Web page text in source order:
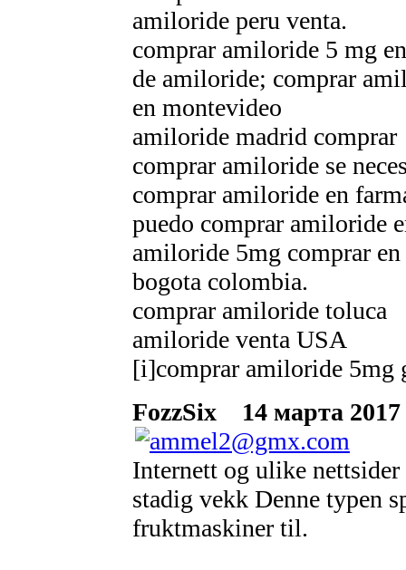
amiloride peru venta.
comprar amiloride 5 mg
de amiloride; comprar
en montevideo
amiloride madrid comprar
comprar amiloride se
comprar amiloride en
puedo comprar amiloride
amiloride 5mg comprar
bogota colombia.
comprar amiloride toluca
amiloride venta USA
[i]comprar amiloride
FozzSix
14 марта 2017
Internett og ulike
stadig vekk Denne typen
fruktmaskiner til.